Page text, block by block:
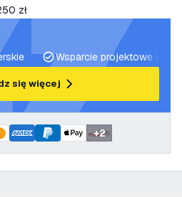
zł
Wsparcie projektowe i
się więcej
+2